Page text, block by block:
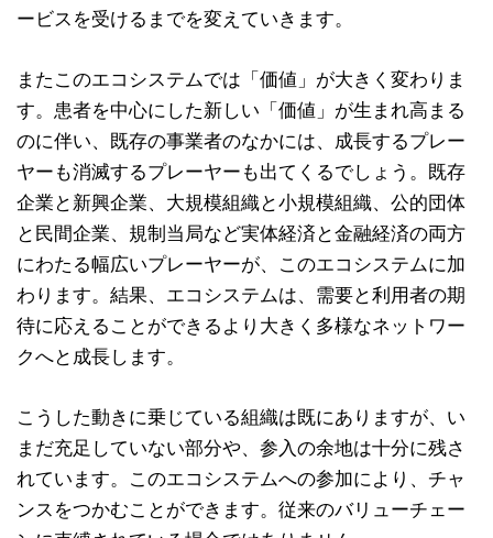
ービスを受けるまでを変えていきます。
またこのエコシステムでは「価値」が大きく変わりま
す。患者を中心にした新しい「価値」が生まれ高まる
のに伴い、既存の事業者のなかには、成長するプレー
ヤーも消滅するプレーヤーも出てくるでしょう。既存
企業と新興企業、大規模組織と小規模組織、公的団体
と民間企業、規制当局など実体経済と金融経済の両方
にわたる幅広いプレーヤーが、このエコシステムに加
わります。結果、エコシステムは、需要と利用者の期
待に応えることができるより大きく多様なネットワー
クへと成長します。
こうした動きに乗じている組織は既にありますが、い
まだ充足していない部分や、参入の余地は十分に残さ
れています。このエコシステムへの参加により、チャ
ンスをつかむことができます。従来のバリューチェー